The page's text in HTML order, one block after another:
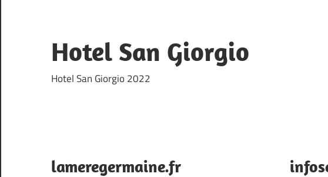
content
Hotel San Giorgio
Hotel San Giorgio 2022
lameregermaine.fr